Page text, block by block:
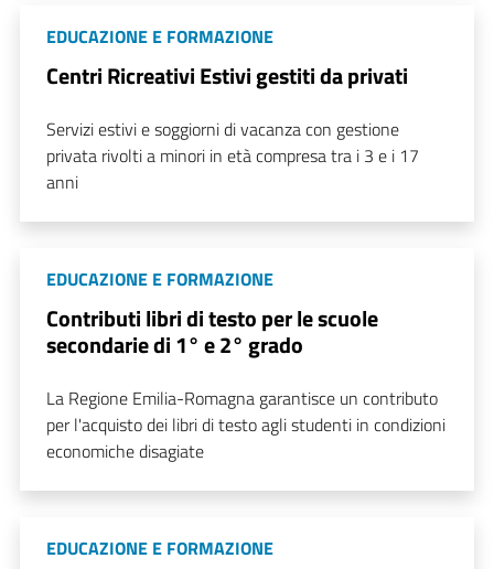
EDUCAZIONE E FORMAZIONE
Centri Ricreativi Estivi gestiti da privati
Servizi estivi e soggiorni di vacanza con gestione
privata rivolti a minori in età compresa tra i 3 e i 17
anni
EDUCAZIONE E FORMAZIONE
Contributi libri di testo per le scuole
secondarie di 1° e 2° grado
La Regione Emilia-Romagna garantisce un contributo
per l'acquisto dei libri di testo agli studenti in condizioni
economiche disagiate
EDUCAZIONE E FORMAZIONE